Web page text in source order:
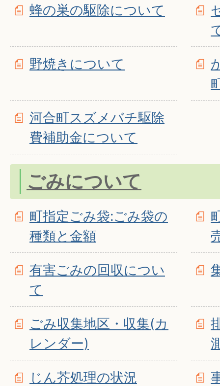
蜂の巣の駆除について
野焼きについて
河合町スズメバチ駆除
費補助金について
ごみについて
町指定ごみ袋:ごみ袋の
種類と金額
有害ごみの回収につい
て
ごみ収集地区・収集(カ
レンダー)
じん芥処理の状況